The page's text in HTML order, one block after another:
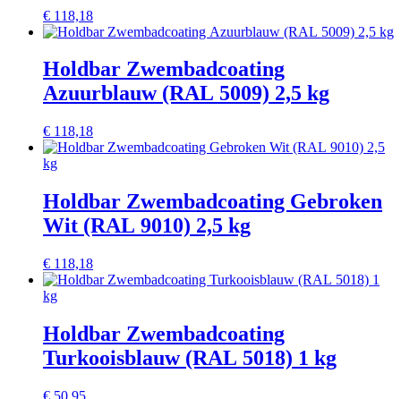
€ 118,18
Holdbar Zwembadcoating
Azuurblauw (RAL 5009) 2,5 kg
€ 118,18
Holdbar Zwembadcoating Gebroken
Wit (RAL 9010) 2,5 kg
€ 118,18
Holdbar Zwembadcoating
Turkooisblauw (RAL 5018) 1 kg
€ 50,95